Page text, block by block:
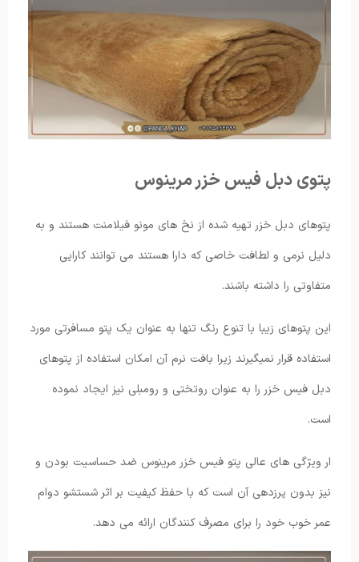
پتوی دبل فیس خزر مرینوس
پتوهای دبل خزر تهیه شده از نخ های مونو فیلامنت هستند و به
دلیل نرمی و لطافت خاصی که دارا هستند می توانند کارایی
متفاوتی را داشته باشند.
این پتوهای زیبا با تنوع رنگ تنها به عنوان یک پتو مسافرتی مورد
استفاده قرار نمیگیرند زیرا بافت نرم آن امکان استفاده از پتوهای
دبل فیس خزر را به عنوان روتختی و رومبلی نیز ایجاد نموده
است.
ار ویژگی های عالی پتو فیس خزر مرینوس ضد حساسیت بودن و
نیز بدون پرزدهی آن است که با حفظ کیفیت بر اثر شستشو دوام
عمر خوب خود را برای مصرف کنندگان ارائه می دهد.